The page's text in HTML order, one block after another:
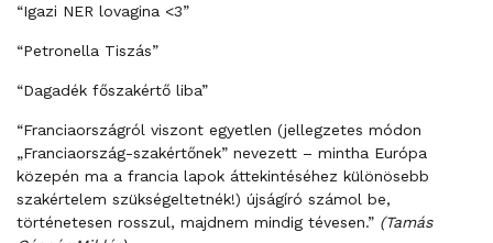
“Igazi NER lovagina <3”
“Petronella Tiszás”
“Dagadék főszakértő liba”
“Franciaországról viszont egyetlen (jellegzetes módon
„Franciaország-szakértőnek” nevezett – mintha Európa
közepén ma a francia lapok áttekintéséhez különösebb
szakértelem szükségeltetnék!) újságíró számol be,
történetesen rosszul, majdnem mindig tévesen.” (Tamás